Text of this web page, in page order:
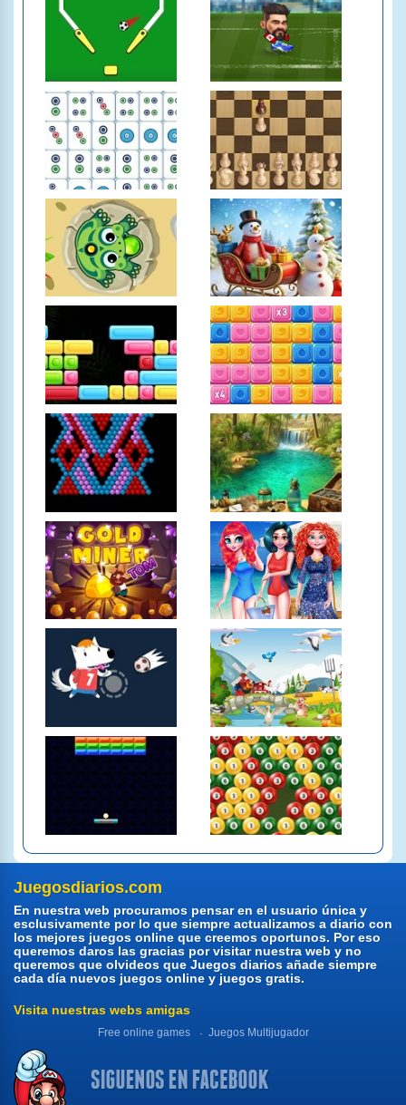
Juegosdiarios.com
En nuestra web procuramos pensar en el usuario única y
esclusivamente por lo que siempre actualizamos a diario con
los mejores juegos online que creemos oportunos. Por eso
queremos daros las gracias por visitar nuestra web y no
queremos que olvideos que Juegos diarios añade siempre
cada día nuevos juegos online y juegos gratis.
Visita nuestras webs amigas
Free online games Juegos Multijugador